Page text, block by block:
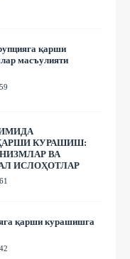
қарши
масъулияти
КУРАШИШ:
ВА
ИСЛОҲОТЛАР
қарши курашишга